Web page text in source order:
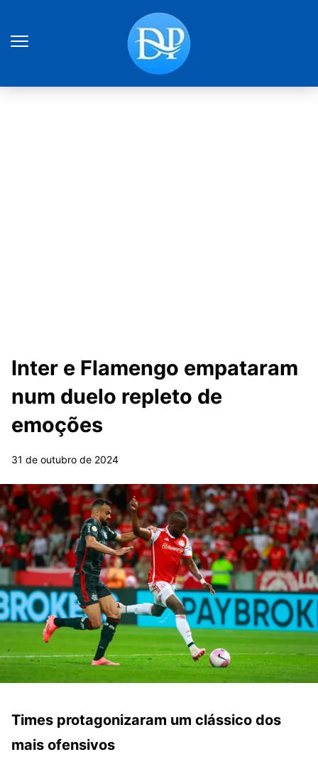
Inter e Flamengo empataram
num duelo repleto de
emoções
31 de outubro de 2024
Times protagonizaram um clássico dos
mais ofensivos